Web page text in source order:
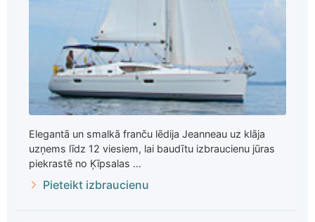
Elegantā un smalkā franču lēdija Jeanneau uz klāja
uzņems līdz 12 viesiem, lai baudītu izbraucienu jūras
piekrastē no Ķīpsalas ...
Pieteikt izbraucienu